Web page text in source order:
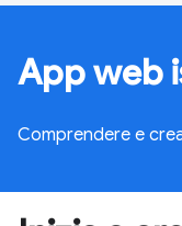
App web
Comprendere e